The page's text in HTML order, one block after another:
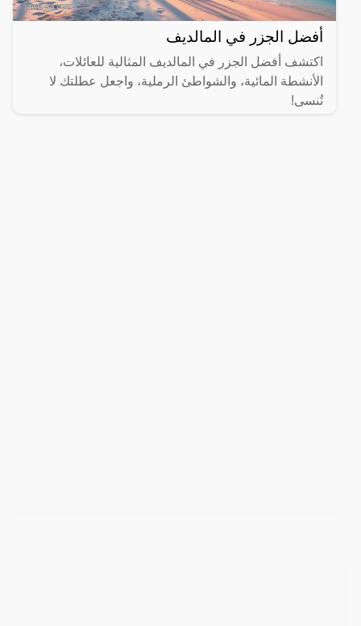
أفضل الجزر في المالديف
اكتشف أفضل الجزر في المالديف المثالية للعائلات،
الأنشطة المائية، والشواطئ الرملية، واجعل عطلتك لا
تُنسى!